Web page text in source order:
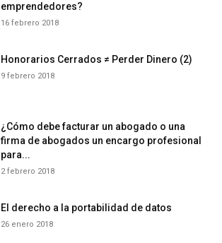
emprendedores?
16 febrero 2018
Honorarios Cerrados ≠ Perder Dinero (2)
9 febrero 2018
¿Cómo debe facturar un abogado o una
firma de abogados un encargo profesional
para...
2 febrero 2018
El derecho a la portabilidad de datos
26 enero 2018